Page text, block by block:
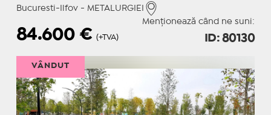
Bucuresti-Ilfov - METALURGIEI
Menționează când ne suni:
84.600€ (+TVA) ID: 80130
VÂNDUT